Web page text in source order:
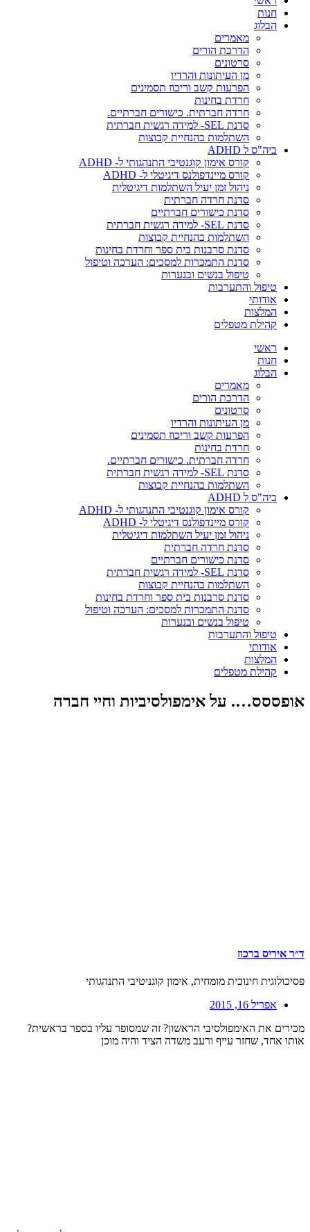
חנות
הבלוג
מאמרים
הדרכת הורים
סרטונים
מן העיתונות והרדיו
הפרעות קשב וריכוז תסמינים
חרדת בחינות
חרדה חברתית. כישורים חברתיים.
סדנת SEL- למידה רגשית חברתית
השתלמות בהנחיית קבוצות
ביה"ס ל ADHD
קורס אימון קוגנטיבי התנהגותי ל- ADHD
קורס מיינדפולנס דיגיטלי ל- ADHD
ניהול זמן יעיל השתלמות דיגיטלית
סדנת חרדה חברתית
סדנת כישורים חברתיים
סדנת SEL- למידה רגשית חברתית
השתלמות בהנחיית קבוצות
סדנת סרבנות בית ספר וחרדת בחינות
סדנת התמכרות למסכים: הערכה וטיפול
טיפול בנשים ובנערות
טיפול והתערבות
אודותי
המלצות
קהילת מטפלים
ראשי
חנות
הבלוג
מאמרים
הדרכת הורים
סרטונים
מן העיתונות והרדיו
הפרעות קשב וריכוז תסמינים
חרדת בחינות
חרדה חברתית. כישורים חברתיים.
סדנת SEL- למידה רגשית חברתית
השתלמות בהנחיית קבוצות
ביה"ס ל ADHD
קורס אימון קוגנטיבי התנהגותי ל- ADHD
קורס מיינדפולנס דיגיטלי ל- ADHD
ניהול זמן יעיל השתלמות דיגיטלית
סדנת חרדה חברתית
סדנת כישורים חברתיים
סדנת SEL- למידה רגשית חברתית
השתלמות בהנחיית קבוצות
סדנת סרבנות בית ספר וחרדת בחינות
סדנת התמכרות למסכים: הערכה וטיפול
טיפול בנשים ובנערות
טיפול והתערבות
אודותי
המלצות
קהילת מטפלים
אופססס…. על אימפולסיביות וחיי חברה
ד״ר איריס ברכוז
פסיכולוגית חינוכית מומחית, אימון קוגניטיבי התנהגותי
אפריל 16, 2015
מכירים את האימפולסיבי הראשון? זה שמסופר עליו בספר בראשית?
אותו אחד, שחזר עייף ורעב משדה הציד והיה מוכן